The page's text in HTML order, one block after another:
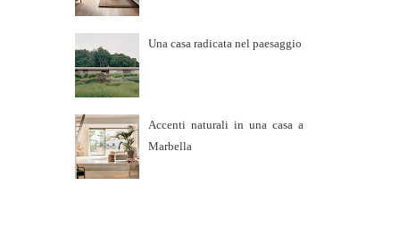
Una casa radicata nel paesaggio
Accenti naturali in una casa a
Marbella